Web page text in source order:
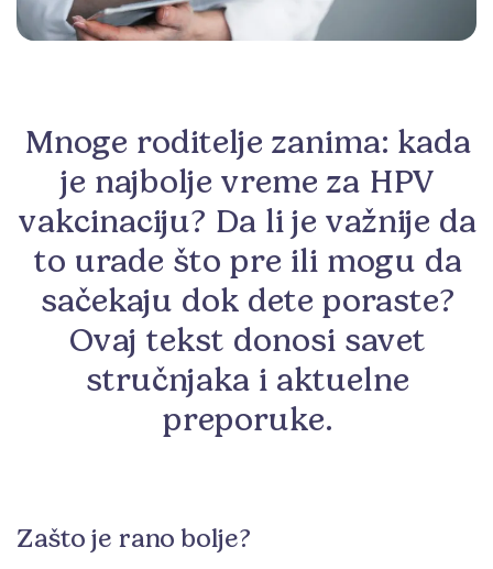
Mnoge roditelje zanima: kada
je najbolje vreme za HPV
vakcinaciju? Da li je važnije da
to urade što pre ili mogu da
sačekaju dok dete poraste?
Ovaj tekst donosi savet
stručnjaka i aktuelne
preporuke.
Zašto je rano bolje?